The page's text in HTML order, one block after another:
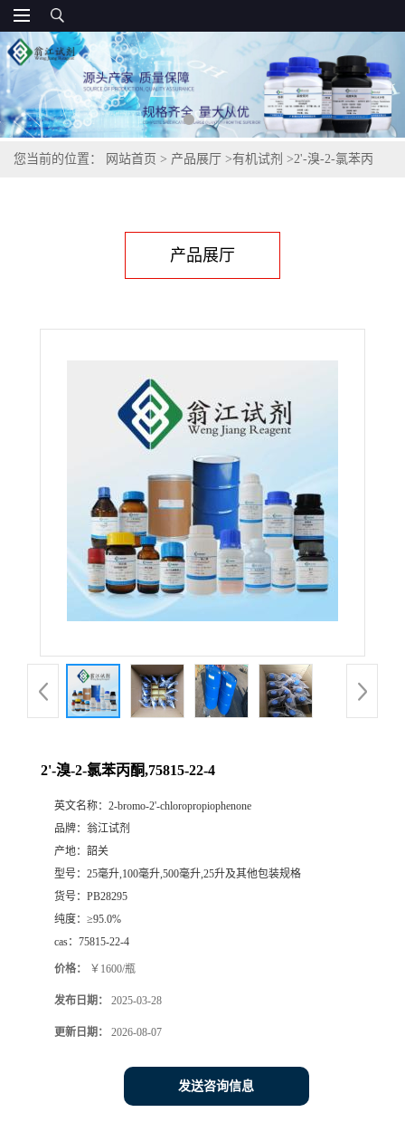
您当前的位置： 网站首页 > 产品展厅 >有机试剂 >2'-溴-2-氯苯丙
产品展厅
2'-溴-2-氯苯丙酮,75815-22-4
英文名称： 2-bromo-2'-chloropropiophenone
品牌： 翁江试剂
产地： 韶关
型号： 25毫升,100毫升,500毫升,25升及其他包装规格
货号： PB28295
纯度： ≥95.0%
cas： 75815-22-4
价格： ￥1600/瓶
发布日期： 2025-03-28
更新日期： 2026-08-07
发送咨询信息